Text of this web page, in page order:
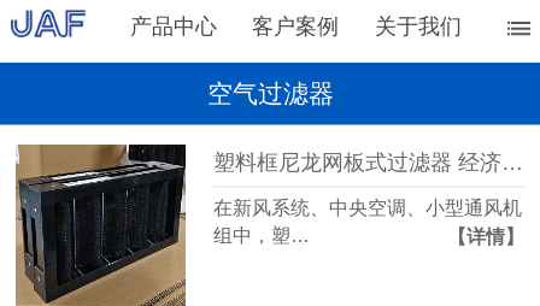
产品中心 客户案例 关于我们
空气过滤器
塑料框尼龙网板式过滤器 经济实用的前置粗过滤设备
在新风系统、中央空调、小型通风机
组中，塑…
【详情】